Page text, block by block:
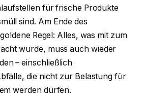
für frische Produkte
sind. Am Ende des
Regel: Alles, was mit zum
wurde, muss auch wieder
– einschließlich
die nicht zur Belastung für
werden dürfen.